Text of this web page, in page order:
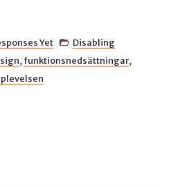
Yet  Disabling
,funktionsnedsättningar,